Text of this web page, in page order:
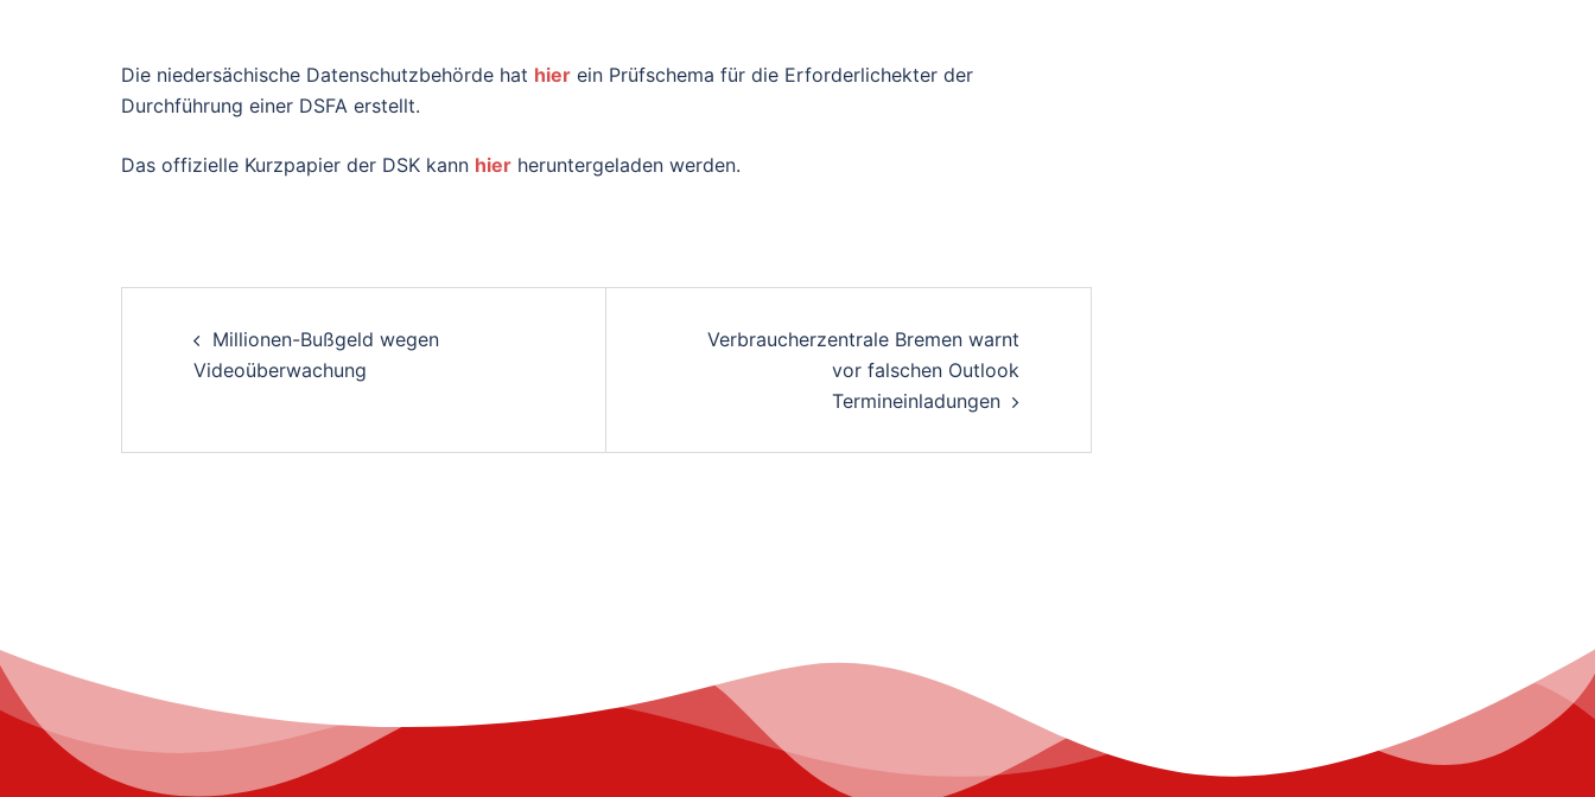
Die niedersächische Datenschutzbehörde hat hier ein Prüfschema für die Erforderlichekter der
Durchführung einer DSFA erstellt.
Das offizielle Kurzpapier der DSK kann hier heruntergeladen werden.
navigation
Millionen-Bußgeld wegen
Videoüberwachung
Verbraucherzentrale Bremen warnt
vor falschen Outlook
Termineinladungen